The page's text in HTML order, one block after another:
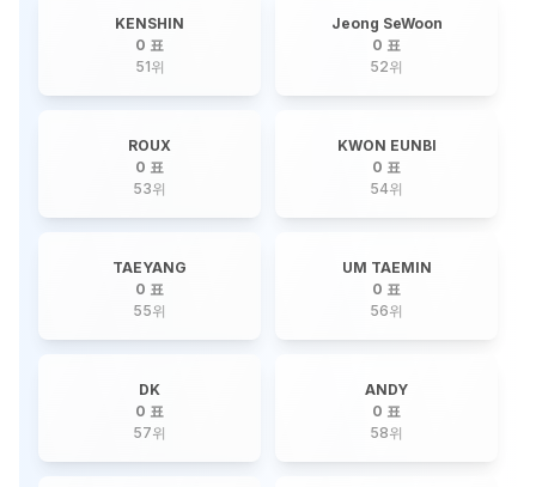
KENSHIN
0 표
51위
Jeong SeWoon
0 표
52위
ROUX
0 표
53위
KWON EUNBI
0 표
54위
TAEYANG
0 표
55위
UM TAEMIN
0 표
56위
DK
0 표
57위
ANDY
0 표
58위